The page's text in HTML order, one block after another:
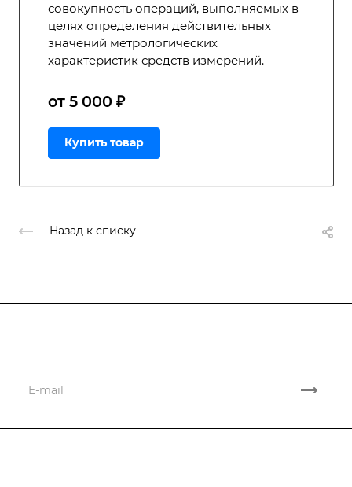
совокупность операций, выполняемых в
целях определения действительных
значений метрологических
характеристик средств измерений.
от 5 000 ₽
Купить товар
Назад к списку